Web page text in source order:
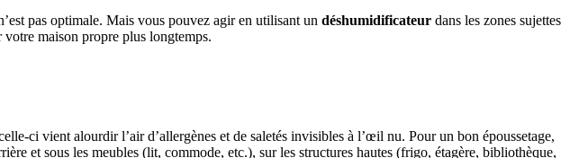
pas optimale. Mais vous pouvez agir en utilisant un déshumidificateur dans les zones sujettes
maison propre plus longtemps.
ci vient alourdir l’air d’allergènes et de saletés invisibles à l’œil nu. Pour un bon époussetage,
et sous les meubles (lit, commode, etc.), sur les structures hautes (frigo, étagère, bibliothèque,